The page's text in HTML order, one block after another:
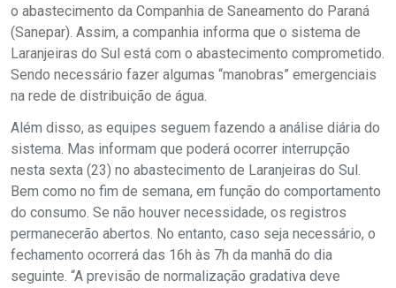
o abastecimento da Companhia de Saneamento do Paraná
(Sanepar). Assim, a companhia informa que o sistema de
Laranjeiras do Sul está com o abastecimento comprometido.
Sendo necessário fazer algumas “manobras” emergenciais
na rede de distribuição de água.
Além disso, as equipes seguem fazendo a análise diária do
sistema. Mas informam que poderá ocorrer interrupção
nesta sexta (23) no abastecimento de Laranjeiras do Sul.
Bem como no fim de semana, em função do comportamento
do consumo. Se não houver necessidade, os registros
permanecerão abertos. No entanto, caso seja necessário, o
fechamento ocorrerá das 16h às 7h da manhã do dia
seguinte. “A previsão de normalização gradativa deve